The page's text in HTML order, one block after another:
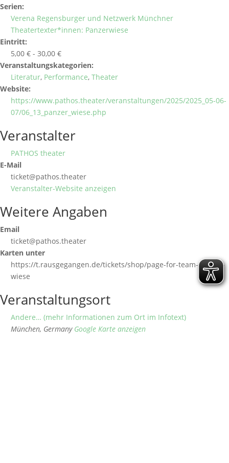
Serien:
Verena Regensburger und Netzwerk Münchner
Theatertexter*innen: Panzerwiese
Eintritt:
5,00 € - 30,00 €
Veranstaltungskategorien:
Literatur, Performance, Theater
Website:
https://www.pathos.theater/veranstaltungen/2025/2025_05-06-
07/06_13_panzer_wiese.php
Veranstalter
PATHOS theater
E-Mail
ticket@pathos.theater
Veranstalter-Website anzeigen
Weitere Angaben
Email
ticket@pathos.theater
Karten unter
https://t.rausgegangen.de/tickets/shop/page-for-team-panzer-
wiese
Veranstaltungsort
Andere… (mehr Informationen zum Ort im Infotext)
München, Germany Google Karte anzeigen